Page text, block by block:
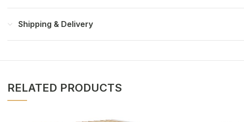
Shipping & Delivery
RELATED PRODUCTS